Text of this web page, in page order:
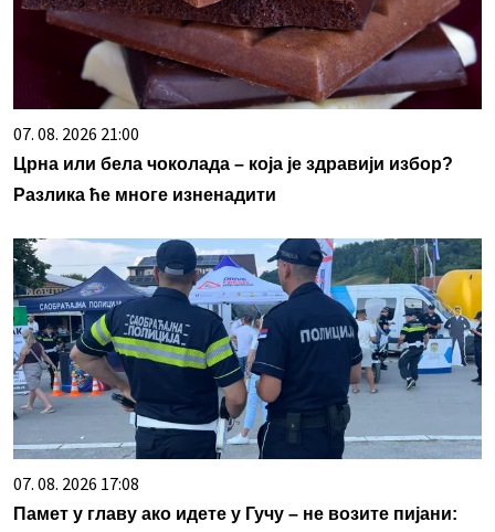
07. 08. 2026 21:00
Црна или бела чоколада – која је здравији избор?
Разлика ће многе изненадити
07. 08. 2026 17:08
Памет у главу ако идете у Гучу – не возите пијани: